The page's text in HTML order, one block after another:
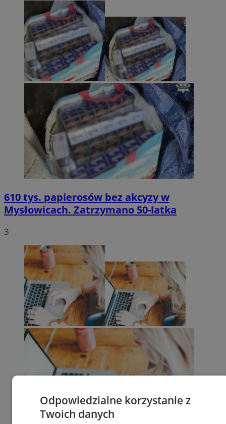
610 tys. papierosów bez akcyzy w
Mysłowicach. Zatrzymano 50-latka
3
Odpowiedzialne korzystanie z
Twoich danych